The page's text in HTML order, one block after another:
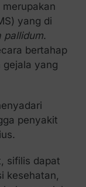
merupakan
yang di
pallidum.
bertahap
gejala yang
penyakit
sifilis dapat
kesehatan,